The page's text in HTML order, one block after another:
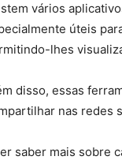
vários
úteis
lhes
disso, essas
nas redes
saber mais sobre